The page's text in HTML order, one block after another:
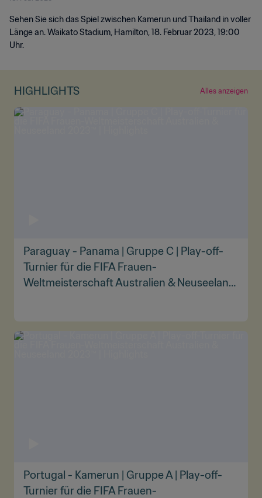
Neuseeland 2023™ | Spiel in voller
Länge
Sehen Sie sich das Spiel zwischen Kamerun und Thailand in voller
Länge an. Waikato Stadium, Hamilton, 18. Februar 2023, 19:00
Uhr.
HIGHLIGHTS Alles anzeigen
Paraguay - Panama | Gruppe C | Play-off-
Turnier für die FIFA Frauen-
Weltmeisterschaft Australien & Neuseeland
Portugal - Kamerun | Gruppe A | Play-off-
Turnier für die FIFA Frauen-